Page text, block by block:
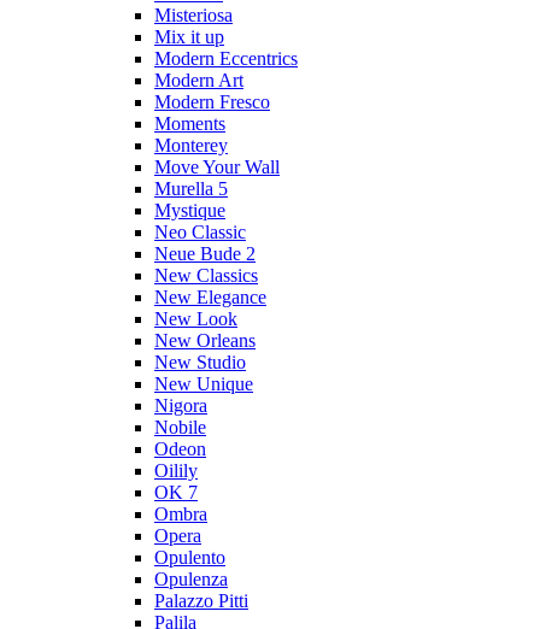
Misteriosa
Mix it up
Modern Eccentrics
Modern Art
Modern Fresco
Moments
Monterey
Move Your Wall
Murella 5
Mystique
Neo Classic
Neue Bude 2
New Classics
New Elegance
New Look
New Orleans
New Studio
New Unique
Nigora
Nobile
Odeon
Oilily
OK 7
Ombra
Opera
Opulento
Opulenza
Palazzo Pitti
Palila